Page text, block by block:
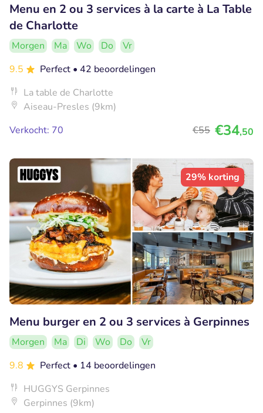
Menu en 2 ou 3 services à la carte à La Table
de Charlotte
Morgen Ma Wo Do
Vr
9.5
Perfect • 42 beoordelingen
La table de Charlotte
Aiseau-Presles (9km)
Verkocht: 70
€55 €34,50
29% korting
Menu burger en 2 ou 3 services à Gerpinnes
Morgen Ma Di Wo Do
Vr
9.8
Perfect • 14 beoordelingen
HUGGYS Gerpinnes
Gerpinnes (9km)